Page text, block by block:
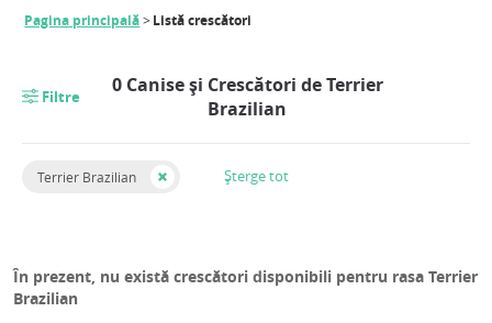
Pagina principală Listă crescători
Filtre
0 Canise și Crescători de Terrier
Brazilian
Terrier Brazilian Șterge tot
În prezent, nu există crescători disponibili pentru rasa Terrier
Brazilian